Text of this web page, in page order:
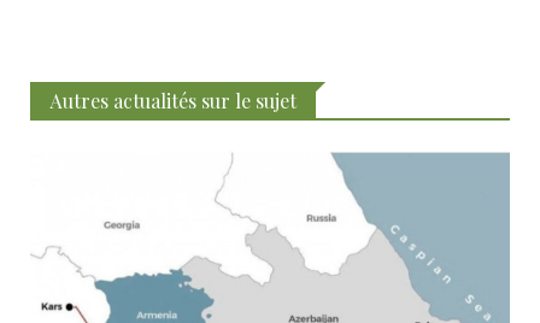
Autres actualités sur le sujet